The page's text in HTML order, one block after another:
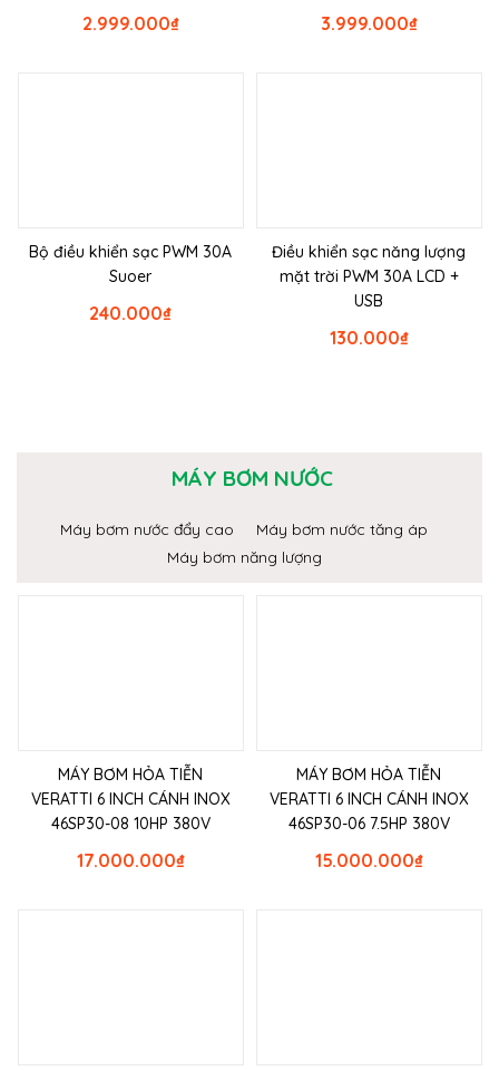
₫
2.999.000 ₫
3.999.000
Bộ điều khiển sạc PWM 30A
Suoer
₫
240.000
Điều khiển sạc năng lượng
mặt trời PWM 30A LCD +
USB
₫
130.000
MÁY BƠM NƯỚC
Máy bơm nước đẩy cao
Máy bơm nước tăng áp
Máy bơm năng lượng
MÁY BƠM HỎA TIỄN
VERATTI 6 INCH CÁNH INOX
46SP30-08 10HP 380V
₫
17.000.000
MÁY BƠM HỎA TIỄN
VERATTI 6 INCH CÁNH INOX
46SP30-06 7.5HP 380V
₫
15.000.000